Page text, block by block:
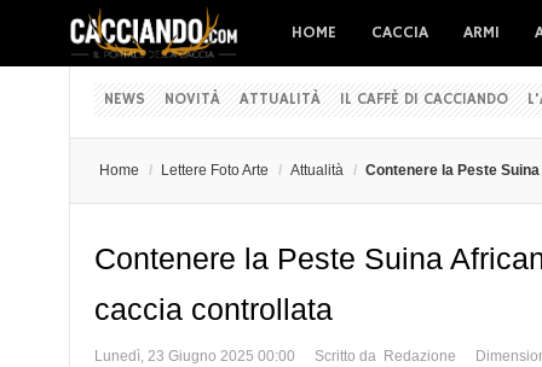
HOME CACCIA ARMI
NEWS NOVITÀ ATTUALITÀ IL CAFFÈ DI CACCIANDO
Home / Lettere Foto Arte / Attualità / Contenere la Peste
Contenere la Peste Suina
caccia controllata
Lunedì, 23 Giugno 2025 00:00 Scritto da Redazione